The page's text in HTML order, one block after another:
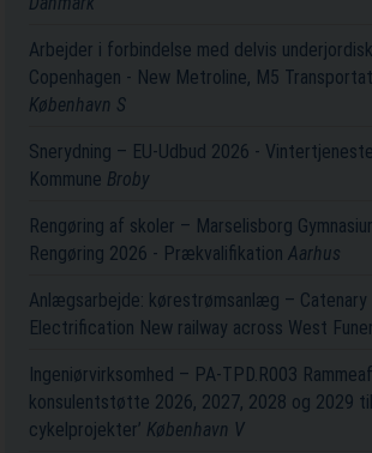
Arbejder i forbindelse med delvis
Copenhagen - New Metroline, M5
København S
Snerydning – EU-Udbud 2026 -
Kommune Broby
Rengøring af skoler – Marselisborg
Rengøring 2026 - PrækvalifikationAarhus
Anlægsarbejde: kørestrømsanlæg – Catenary
Electrification New railway across West
Ingeniørvirksomhed – PA-TPD.R003
konsulentstøtte 2026, 2027, 2028 og 2029
cykelprojekter’ København V